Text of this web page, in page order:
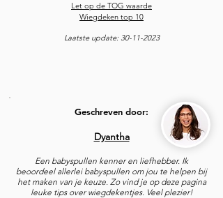
Geschreven door:
Dyantha
Een babyspullen kenner en liefhebber. Ik
beoordeel allerlei babyspullen om jou te helpen bij
het maken van je keuze. Zo vind je op deze pagina
leuke tips over wiegdekentjes. Veel plezier!
Let op de TOG waarde
Wiegdeken top 10
Laatste update: 30-11-2023